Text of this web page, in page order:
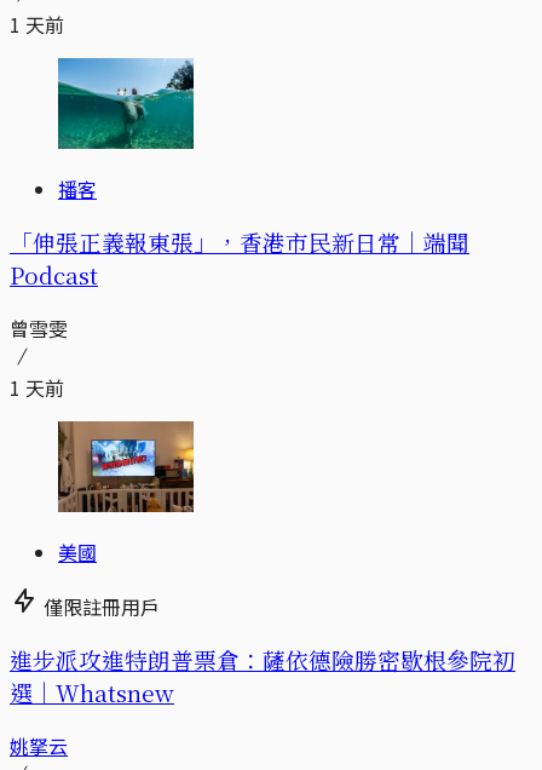
1 天前
播客
「伸張正義報東張」，香港市民新日常｜端聞
Podcast
曾雪雯
1 天前
美國
僅限註冊用戶
進步派攻進特朗普票倉：薩依德險勝密歇根參院初
選｜Whatsnew
姚拏云